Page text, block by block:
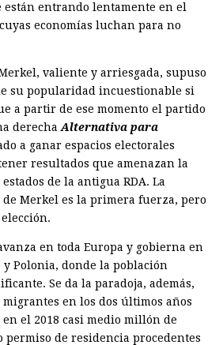
están entrando lentamente en el
economías luchan para no
valiente y arriesgada, supuso
su popularidad incuestionable si
a partir de ese momento el partido
derecha Alternativa para
a ganar espacios electorales
resultados que amenazan la
de la antigua RDA. La
Merkel es la primera fuerza, pero
en toda ­Europa y gobierna en
Polonia, donde la población
Se da la paradoja, además,
en los dos últimos años
el 2018 casi medio millón de
permiso de residencia procedentes